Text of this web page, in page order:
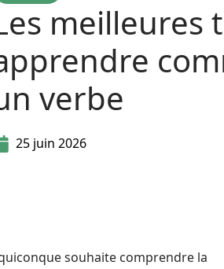
meilleures
verbe
25 juin 2026
souhaite comprendre la